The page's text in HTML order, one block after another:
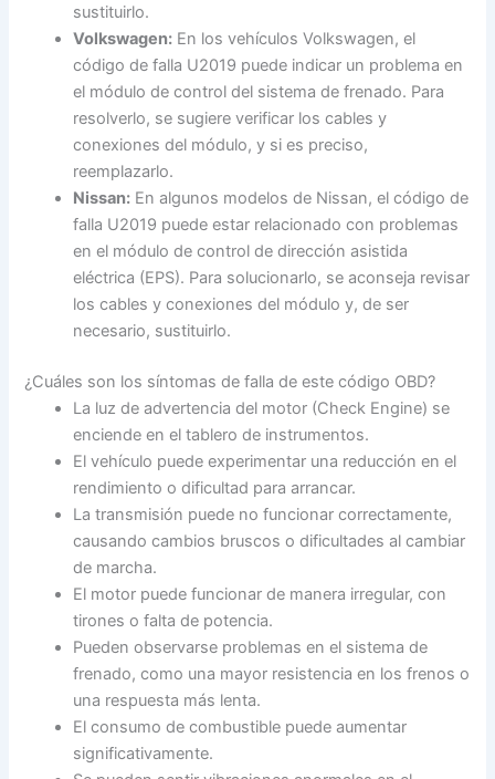
sustituirlo.
Volkswagen: En los vehículos Volkswagen, el
código de falla U2019 puede indicar un problema en
el módulo de control del sistema de frenado. Para
resolverlo, se sugiere verificar los cables y
conexiones del módulo, y si es preciso,
reemplazarlo.
Nissan: En algunos modelos de Nissan, el código de
falla U2019 puede estar relacionado con problemas
en el módulo de control de dirección asistida
eléctrica (EPS). Para solucionarlo, se aconseja revisar
los cables y conexiones del módulo y, de ser
necesario, sustituirlo.
¿Cuáles son los síntomas de falla de este código OBD?
La luz de advertencia del motor (Check Engine) se
enciende en el tablero de instrumentos.
El vehículo puede experimentar una reducción en el
rendimiento o dificultad para arrancar.
La transmisión puede no funcionar correctamente,
causando cambios bruscos o dificultades al cambiar
de marcha.
El motor puede funcionar de manera irregular, con
tirones o falta de potencia.
Pueden observarse problemas en el sistema de
frenado, como una mayor resistencia en los frenos o
una respuesta más lenta.
El consumo de combustible puede aumentar
significativamente.